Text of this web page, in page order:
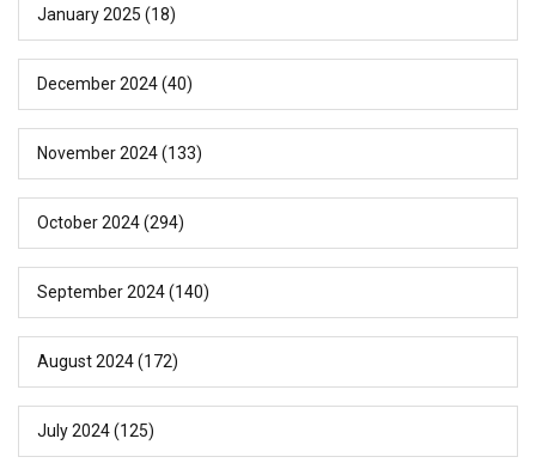
January 2025 (18)
December 2024(40)
November 2024(133)
October 2024(294)
September 2024(140)
August 2024(172)
July 2024(125)